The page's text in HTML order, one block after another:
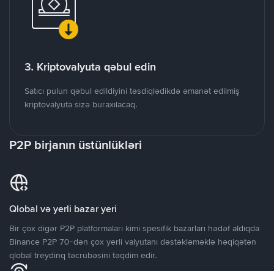
3. Kriptovalyuta qəbul edin
Satıcı pulun qəbul edildiyini təsdiqlədikdə əmanət edilmiş
kriptovalyuta sizə buraxılacaq.
P2P birjanın üstünlükləri
Qlobal və yerli bazar yeri
Bir çox digər P2P platformaları kimi spesifik bazarları hədəf aldıqda
Binance P2P 70-dən çox yerli valyutanı dəstəkləməklə həqiqətən
qlobal treydinq təcrübəsini təqdim edir.